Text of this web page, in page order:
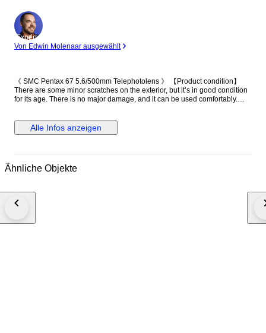
Experte
Von Edwin Molenaar ausgewählt
《 SMC Pentax 67 5.6/500mm Telephotolens 》 【Product condition】
There are some minor scratches on the exterior, but it’s in good condition
for its age. There is no major damage, and it can be used comfortably.
There is approximately 1.5 cm of fungus around the edge of the front
element, and fungus is present throughout the middle and rear elements.
local customs office may impose import duties and taxes. If your item is
refund. A video of the item’s condition and functionality is recorded prior to
Alle Infos anzeigen
Ähnliche Objekte